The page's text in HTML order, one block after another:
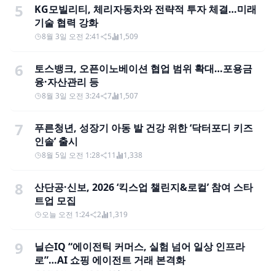
5
KG모빌리티, 체리자동차와 전략적 투자 체결…미래
기술 협력 강화
8월 3일 오전 2:41 5 1,509
6
토스뱅크, 오픈이노베이션 협업 범위 확대…포용금
융·자산관리 등
8월 3일 오전 3:24 7 1,507
7
푸른청년, 성장기 아동 발 건강 위한 ‘닥터포디 키즈
인솔’ 출시
8월 5일 오전 1:28 11 1,338
8
산단공·신보, 2026 ‘킥스업 챌린지&로컬’ 참여 스타
트업 모집
오늘 오전 1:24 2 1,319
9
닐슨IQ “에이전틱 커머스, 실험 넘어 일상 인프라
로”…AI 쇼핑 에이전트 거래 본격화